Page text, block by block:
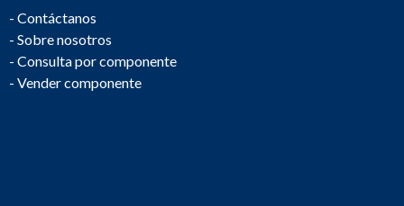
- Contáctanos
- Sobre nosotros
- Consulta por componente
- Vender componente